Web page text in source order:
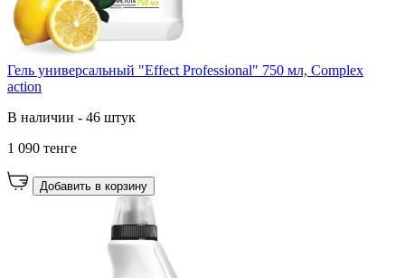
Гель yниверсальный "Effect Professional" 750 мл, Complex
action
В наличии - 46 штук
1 090 тенге
Добавить в корзину